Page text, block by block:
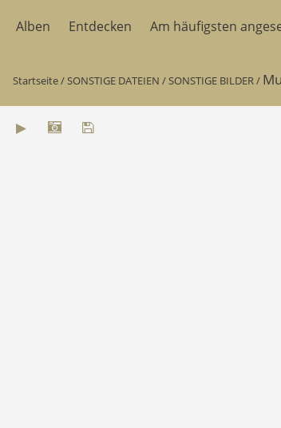
Alben Entdecken Am häufigsten
Startseite/SONSTIGE DATEIEN /SONSTIGE BILDER/